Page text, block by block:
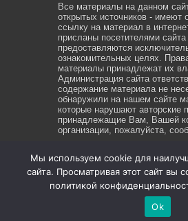
Все материалы на данном
открытых источников - имеют
ссылку на материал в
присланы посетителями сайта
предоставляются
ознакомительных целях.
материалы принадлежат их
Администрация сайта
содержание материала не
обнаружили на нашем сайте
которые нарушают авторские
принадлежащие Вам, Вашей
организации, пожалуйста,
© Copyright 2026, All Rights
защищены
Мы используем cookie для
сайта. Просматривая этот сайт вы
политикой
Ok